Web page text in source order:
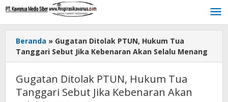
Lewati
konten
Beranda » Gugatan Ditolak PTUN, Hukum Tua
Tanggari Sebut Jika Kebenaran Akan Selalu Menang
Gugatan Ditolak PTUN, Hukum Tua
Tanggari Sebut Jika Kebenaran Akan